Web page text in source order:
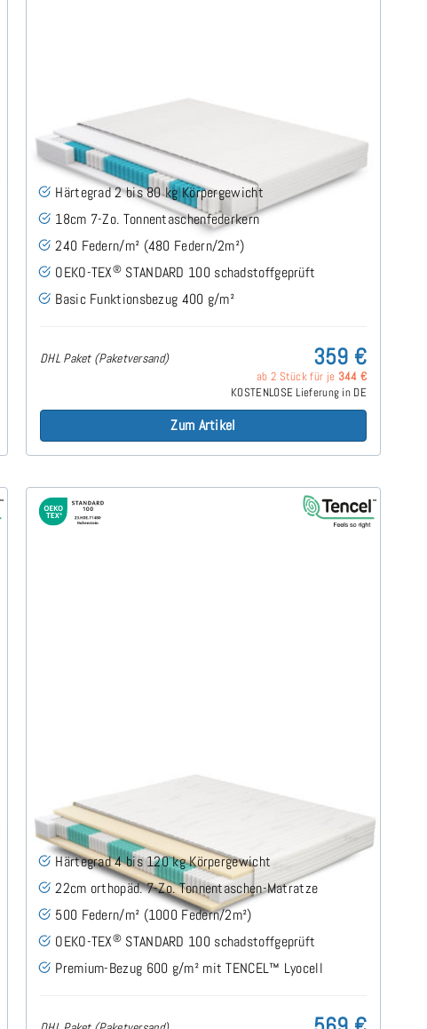
Roy H2 (Basic) TTFK-Matratze 160x200 cm
Härtegrad 2 bis 80 kg Körpergewicht
18cm 7-Zo. Tonnentaschenfederkern
240 Federn/m² (480 Federn/2m²)
OEKO-TEX® STANDARD 100 schadstoffgeprüft
Basic Funktionsbezug 400 g/m²
DHL Paket (Paketversand) 359 €
ab 2 Stück für je 344 €
KOSTENLOSE Lieferung in DE
Zum Artikel
SERA H4 (TENCEL™ Lyocell) TTFK-Matratze 160x200
cm
Härtegrad 4 bis 120 kg Körpergewicht
22cm orthopäd. 7-Zo. Tonnentaschen-Matratze
500 Federn/m² (1000 Federn/2m²)
OEKO-TEX® STANDARD 100 schadstoffgeprüft
Premium-Bezug 600 g/m² mit TENCEL™ Lyocell